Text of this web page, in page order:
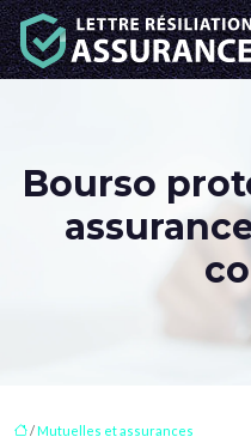
Bourso
/Mutuelles et assurances